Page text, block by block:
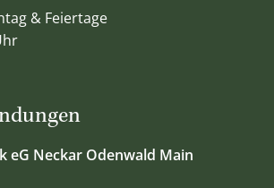
eG Neckar Odenwald Main
& Feiertage